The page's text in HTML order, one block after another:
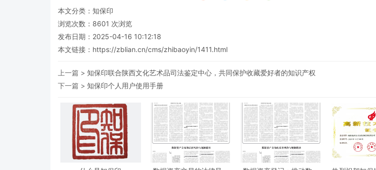
本文分类： 知保印
浏览次数： 8601 次浏览
发布日期：2025-04-16 10:12:18
本文链接： https://zblian.cn/cms/zhibaoyin/1411.html
上一篇 > 知保印联合陕西文化艺术品司法鉴定中心，共同保护收藏爱好者的知识产权
下一篇 > 知保印个人用户使用手册